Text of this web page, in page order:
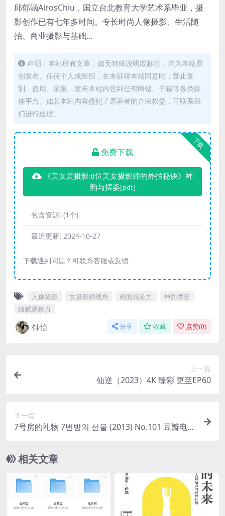
邱郁涵AirosChiu，国立台北教育大学艺术系毕业，摄
影创作已有七年多时间。专长时尚人像摄影、生活随
拍、商业摄影与基础…
声明：本站所有文章，如无特殊说明或标注，均为本站原
创发布。任何个人或组织，在未征得本站同意时，禁止复
制、盗用、采集、发布本站内容到任何网站、书籍等各类媒
体平台。如若本站内容侵犯了原著者的合法权益，可联系我
们进行处理。
下载
免费下载
《美女爱摄影:8位美女摄影师的外拍秘诀》神
韵与摆姿[pdf]
包含资源: (1个)
最近更新: 2024-10-27
下载遇到问题？可联系客服或反馈
人像摄影 女摄影师视角 画面感染力
神韵摆姿
细腻观察力
钟怡 分享 收藏 点赞(0)
上一篇
仙逆（2023）4K 臻彩 更至EP60
下一篇
7号房的礼物 7번방의 선물 (2013) No.101 豆瓣电影
相关文章